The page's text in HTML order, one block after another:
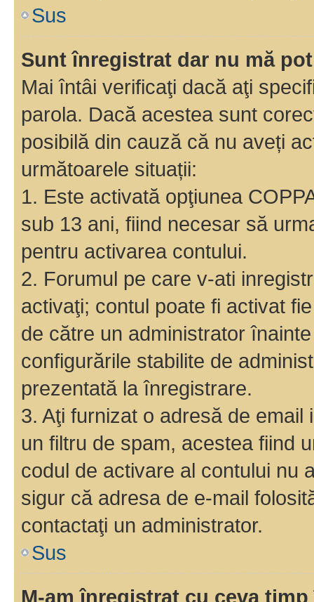
Sus
Sunt înregistrat dar nu mă
Mai întâi verificaţi dacă aţi
parola. Dacă acestea sunt
posibilă din cauză că nu aveți
următoarele situații:
1. Este activată opţiunea
sub 13 ani, fiind necesar să
pentru activarea contului.
2. Forumul pe care v-ati
activaţi; contul poate fi activat
de către un administrator
configurările stabilite de
prezentată la înregistrare.
3. Aţi furnizat o adresă de
un filtru de spam, acestea fiind
codul de activare al contului nu
sigur că adresa de e-mail
contactaţi un administrator.
Sus
M-am înregistrat cu ceva